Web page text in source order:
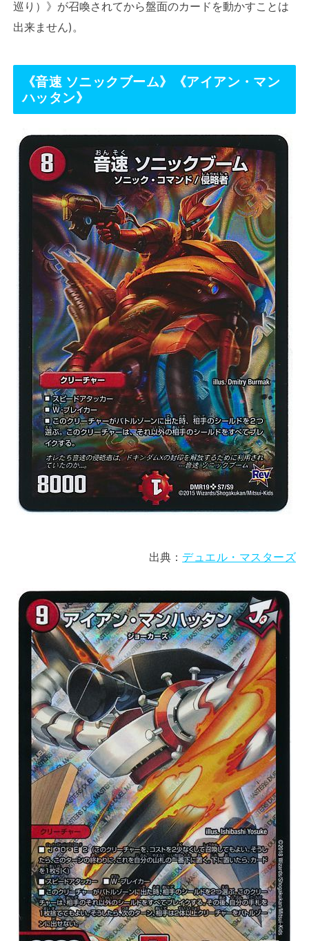
巡り）》が召喚されてから盤面のカードを動かすことは
出来ません)。
《音速 ソニックブーム》《アイアン・マン
ハッタン》
出典： デュエル・マスターズ